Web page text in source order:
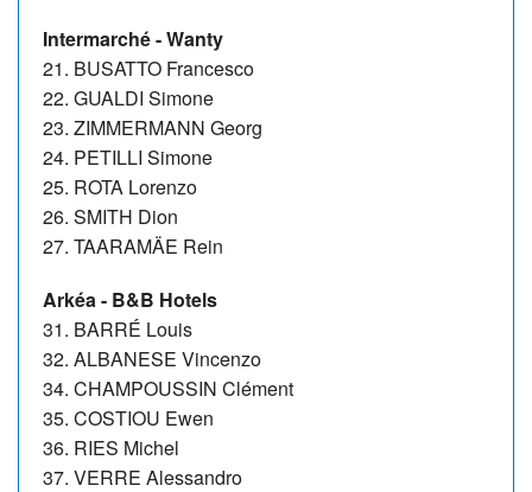
Intermarché - Wanty
21. BUSATTO Francesco
22. GUALDI Simone
23. ZIMMERMANN Georg
24. PETILLI Simone
25. ROTA Lorenzo
26. SMITH Dion
27. TAARAMÄE Rein
Arkéa - B&B Hotels
31. BARRÉ Louis
32. ALBANESE Vincenzo
34. CHAMPOUSSIN Clément
35. COSTIOU Ewen
36. RIES Michel
37. VERRE Alessandro